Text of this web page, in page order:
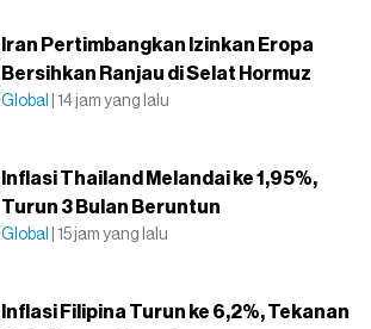
Iran Pertimbangkan Izinkan Eropa
Bersihkan Ranjau di Selat Hormuz
Global | 14 jam yang lalu
Inflasi Thailand Melandai ke 1,95%,
Turun 3 Bulan Beruntun
Global | 15 jam yang lalu
Inflasi Filipina Turun ke 6,2%, Tekanan